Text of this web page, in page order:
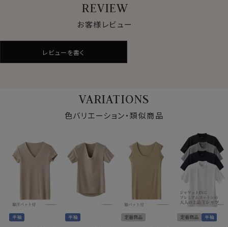
ポリエステル60％
脇パッド部：
レーヨン45％
綿40％
柄
無地
袖
半袖
※サイズの実寸は参考情報となります。生地により多少
の誤差がございます。平台に平置きし、測定した寸法で
す。
REVIEW
お客様レビュー
レビューを書く
VARIATIONS
色バリエーション・類似商品
半袖 半袖 定番商品 定番商品 半袖